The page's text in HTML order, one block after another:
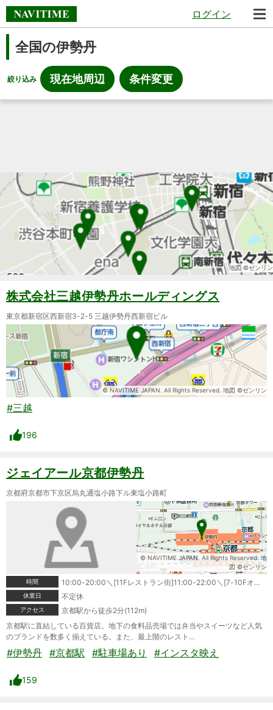
ログイン
全国の伊勢丹
絞り込み 現在地周辺 条件変更
地図 ©ゼンリン
株式会社三越伊勢丹ホールディングス
東京都新宿区西新宿3-2-5 三越伊勢丹西新宿ビル
© NAVITIME JAPAN. All Rights Reserved. 地図 ©ゼンリン
#三越
196
ジェイアール京都伊勢丹
京都府京都市下京区烏丸通塩小路下ル東塩小路町
© NAVITIME JAPAN. All Rights Reserved. 地
図 ©ゼンリン
時間
10:00-20:00＼[11Fレストラン街]11:00-22:00＼[7-10Fオープンビューレストラン]11:00-23:00
休業日 不定休
アクセス
京都駅から徒歩2分(112m)
京都駅に直結している百貨店。地下の食料品売場では弁当やスイーツなど人気
のブランドを数多く揃えている。また、最上階のレスト…
#伊勢丹 #京都駅 #駐車場あり #インスタ映え
159